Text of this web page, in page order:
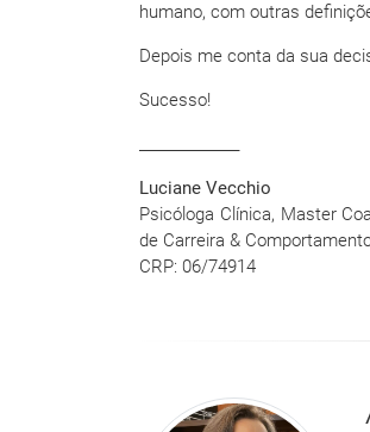
humano, com outras
Depois me conta da sua
Sucesso!
Luciane Vecchio
Psicóloga Clínica, Master
de Carreira &
CRP: 06/74914